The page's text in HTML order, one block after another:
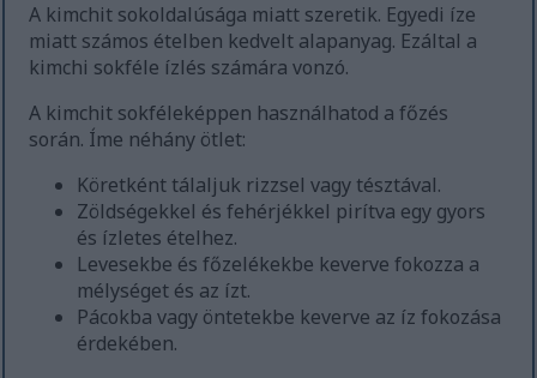
A kimchit sokoldalúsága miatt szeretik. Egyedi íze
miatt számos ételben kedvelt alapanyag. Ezáltal a
kimchi sokféle ízlés számára vonzó.
A kimchit sokféleképpen használhatod a főzés
során. Íme néhány ötlet:
Köretként tálaljuk rizzsel vagy tésztával.
Zöldségekkel és fehérjékkel pirítva egy gyors
és ízletes ételhez.
Levesekbe és főzelékekbe keverve fokozza a
mélységet és az ízt.
Pácokba vagy öntetekbe keverve az íz fokozása
érdekében.